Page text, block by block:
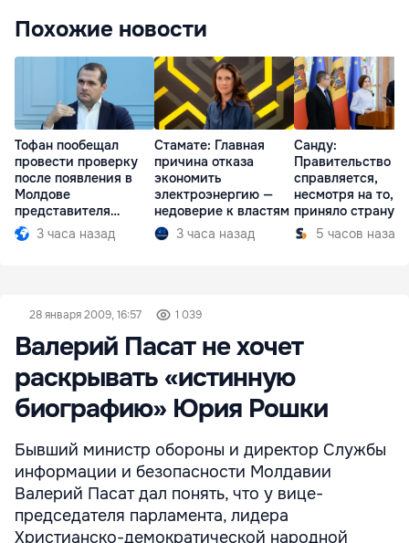
Похожие новости
Тофан пообещал
провести проверку
после появления в
Молдове
представителя
Южной Осетии
3 часа назад
Стамате: Главная
причина отказа
экономить
электроэнергию —
недоверие к властям
3 часа назад
Санду:
Правительство
справляется,
несмотря на то,
приняло страну в
разгар кризиса
5 часов назад
28 января 2009, 16:57 1 039
Валерий Пасат не хочет
раскрывать «истинную
биографию» Юрия Рошки
Бывший министр обороны и директор Службы
информации и безопасности Молдавии
Валерий Пасат дал понять, что у вице-
председателя парламента, лидера
Христианско-демократической народной